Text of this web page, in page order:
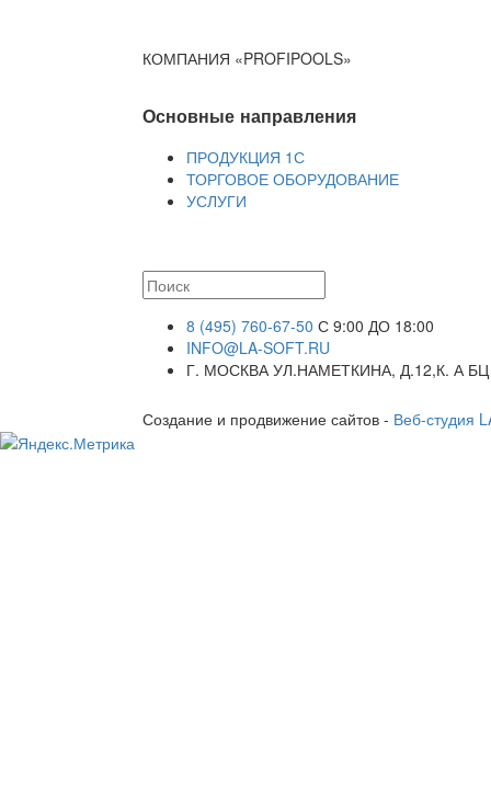
КОМПАНИЯ «PROFIPOOLS»
Основные направления
ПРОДУКЦИЯ 1С
ТОРГОВОЕ ОБОРУДОВАНИЕ
УСЛУГИ
8 (495) 760-67-50 С 9:00 ДО 18:00
INFO@LA-SOFT.RU
Г. МОСКВА УЛ.НАМЕТКИНА, Д.12,К. А
Создание и продвижение сайтов - Веб-студия